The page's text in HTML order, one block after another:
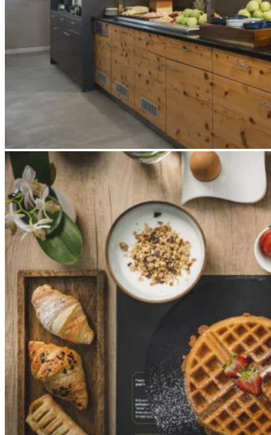
Apri immagine Mitico-50